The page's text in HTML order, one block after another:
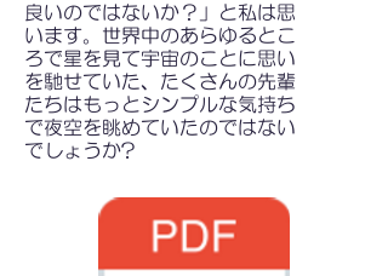
良いのではないか？」と私は思
います。世界中のあらゆるとこ
ろで星を見て宇宙のことに思い
を馳せていた、たくさんの先輩
たちはもっとシンプルな気持ち
で夜空を眺めていたのではない
でしょうか?